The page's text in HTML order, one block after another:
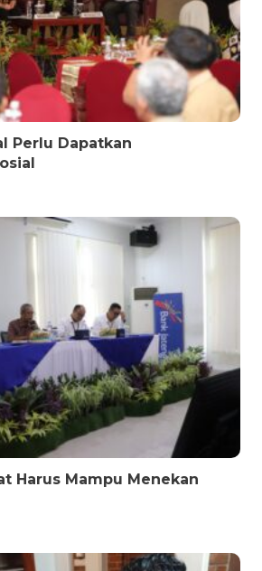
Perlu Dapatkan
Harus Mampu Menekan